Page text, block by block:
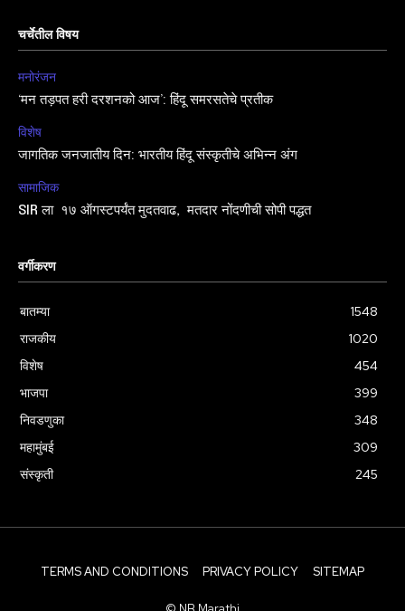
चर्चेतील विषय
मनोरंजन
‘मन तड़पत हरी दरशनको आज’: हिंदू समरसतेचे प्रतीक
विशेष
जागतिक जनजातीय दिन: भारतीय हिंदू संस्कृतीचे अभिन्न अंग
सामाजिक
SIR ला १७ ऑगस्टपर्यंत मुदतवाढ, मतदार नोंदणीची सोपी पद्धत
वर्गीकरण
बातम्या
1548
राजकीय
1020
विशेष
454
भाजपा
399
निवडणुका
348
महामुंबई
309
संस्कृती
245
TERMS AND CONDITIONS PRIVACY POLICY SITEMAP